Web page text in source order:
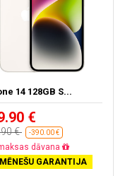
14 128GB S...
€
€ -390.00 €
dāvana
GARANTIJA